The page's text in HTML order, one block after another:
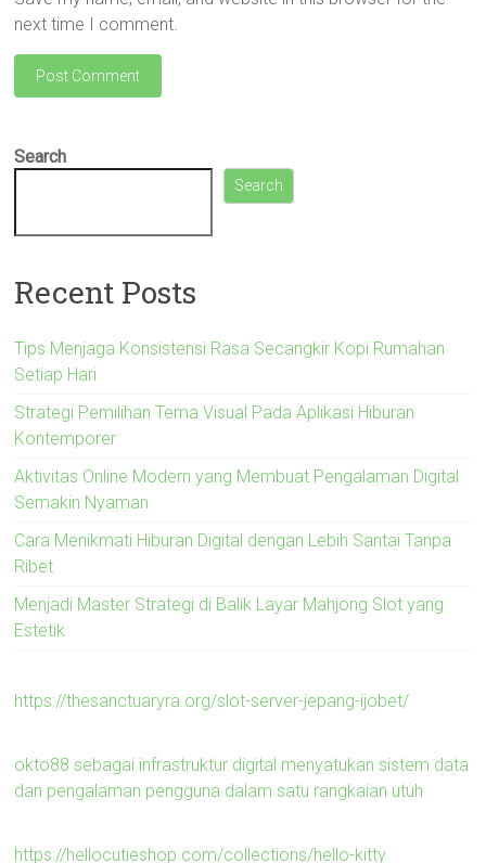
next time I comment.
Search
Search
Recent Posts
Tips Menjaga Konsistensi Rasa Secangkir Kopi Rumahan
Setiap Hari
Strategi Pemilihan Tema Visual Pada Aplikasi Hiburan
Kontemporer
Aktivitas Online Modern yang Membuat Pengalaman Digital
Semakin Nyaman
Cara Menikmati Hiburan Digital dengan Lebih Santai Tanpa
Ribet
Menjadi Master Strategi di Balik Layar Mahjong Slot yang
Estetik
https://thesanctuaryra.org/slot-server-jepang-ijobet/
okto88 sebagai infrastruktur digital menyatukan sistem data
dan pengalaman pengguna dalam satu rangkaian utuh
https://hellocutieshop.com/collections/hello-kitty